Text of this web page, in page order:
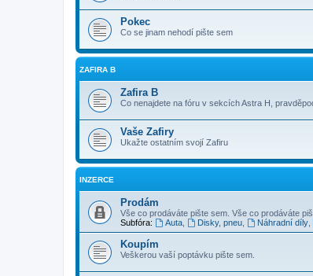
Pokec
Co se jinam nehodí pište sem
ZAFIRA B
Zafira B
Co nenajdete na fóru v sekcích Astra H,
Vaše Zafiry
Ukažte ostatním svojí Zafiru
INZERCE
Prodám
Vše co prodáváte pište sem. Vše co prodáváte
Subfóra:
Auta, Disky, pneu, Náhradní díly,
Koupím
Veškerou vaší poptávku pište sem.